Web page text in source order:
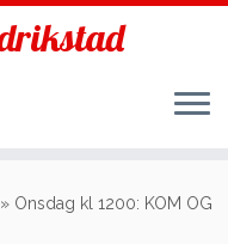
» Onsdag kl 1200: KOM OG